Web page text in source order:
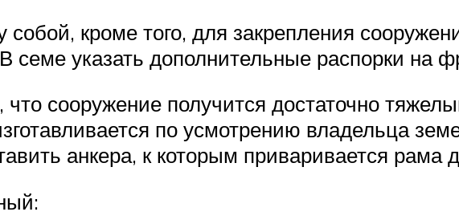
собой, кроме того, для закрепления
семе указать дополнительные распорки на
сооружение получится достаточно
по усмотрению владельца
анкера, к которым приваривается рама